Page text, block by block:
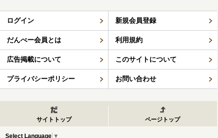
ログイン 新規会員登録
だんべー会員とは 利用規約
広告掲載について このサイトについて
プライバシーポリシー お問い合わせ
サイトトップ ページトップ
Select Language ▼